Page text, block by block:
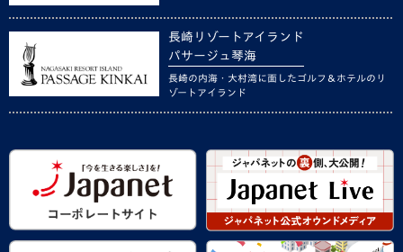
長崎リゾートアイランド
パサージュ琴海
長崎の内海・大村湾に面したゴルフ＆ホテルのリ
ゾートアイランド